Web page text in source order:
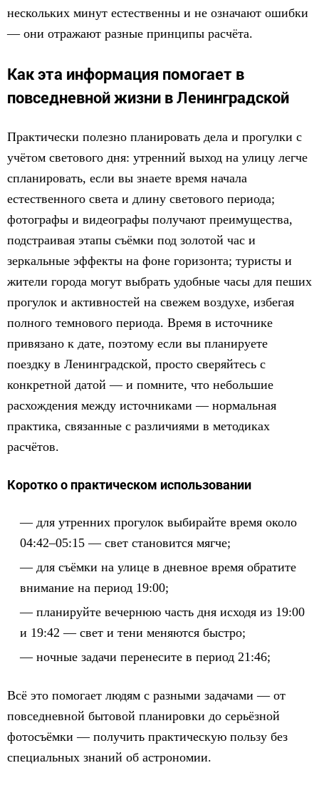
нескольких минут естественны и не означают ошибки
— они отражают разные принципы расчёта.
Как эта информация помогает в
повседневной жизни в Ленинградской
Практически полезно планировать дела и прогулки с
учётом светового дня: утренний выход на улицу легче
спланировать, если вы знаете время начала
естественного света и длину светового периода;
фотографы и видеографы получают преимущества,
подстраивая этапы съёмки под золотой час и
зеркальные эффекты на фоне горизонта; туристы и
жители города могут выбрать удобные часы для пеших
прогулок и активностей на свежем воздухе, избегая
полного темнового периода. Время в источнике
привязано к дате, поэтому если вы планируете
поездку в Ленинградской, просто сверяйтесь с
конкретной датой — и помните, что небольшие
расхождения между источниками — нормальная
практика, связанные с различиями в методиках
расчётов.
Коротко о практическом использовании
для утренних прогулок выбирайте время около
04:42–05:15 — свет становится мягче;
для съёмки на улице в дневное время обратите
внимание на период 19:00;
планируйте вечернюю часть дня исходя из 19:00
и 19:42 — свет и тени меняются быстро;
ночные задачи перенесите в период 21:46;
Всё это помогает людям с разными задачами — от
повседневной бытовой планировки до серьёзной
фотосъёмки — получить практическую пользу без
специальных знаний об астрономии.